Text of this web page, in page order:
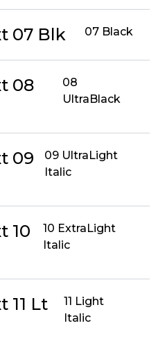
07 Blk 07 Black
08
08
UltraBlack
09
09 UltraLight
Italic
10
10 ExtraLight
Italic
11 Lt
11 Light
Italic